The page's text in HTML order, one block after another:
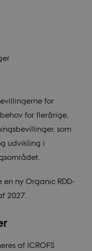
for
for flerårige,
som
udvikling i
en ny Organic RDD-
2027.
af ICROFS